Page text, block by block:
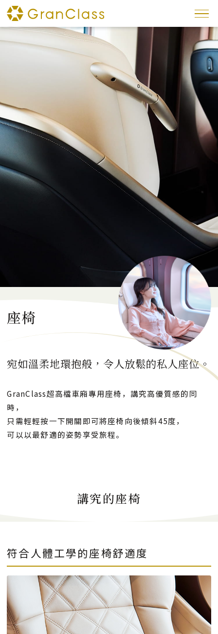
×
專題
預約方法
車廂內服務
內裝
預約GranClass
English 简体中文 繁體中文
關閉
座椅
宛如溫柔地環抱般，令人放鬆的私人座位。
GranClass超高檔車廂專用座椅，講究高優質感的同
時，
只需輕輕按一下開關即可將座椅向後傾斜45度，
可以以最舒適的姿勢享受旅程。
講究的座椅
符合人體工學的座椅舒適度